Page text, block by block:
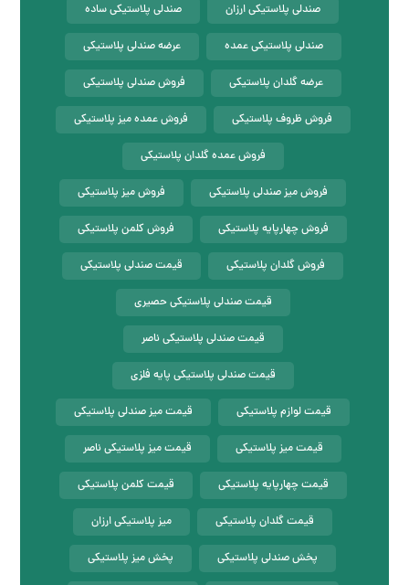
صندلی پلاستیکی ارزان صندلی پلاستیکی ساده
صندلی پلاستیکی عمده عرضه صندلی پلاستیکی
عرضه گلدان پلاستیکی فروش صندلی پلاستیکی
فروش ظروف پلاستیکی فروش عمده میز پلاستیکی
فروش عمده گلدان پلاستیکی
فروش میز صندلی پلاستیکی فروش میز پلاستیکی
فروش چهارپایه پلاستیکی فروش کلمن پلاستیکی
فروش گلدان پلاستیکی قیمت صندلی پلاستیکی
قیمت صندلی پلاستیکی حصیری
قیمت صندلی پلاستیکی ناصر
قیمت صندلی پلاستیکی پایه فلزی
قیمت لوازم پلاستیکی قیمت میز صندلی پلاستیکی
قیمت میز پلاستیکی قیمت میز پلاستیکی ناصر
قیمت چهارپایه پلاستیکی قیمت کلمن پلاستیکی
قیمت گلدان پلاستیکی میز پلاستیکی ارزان
پخش صندلی پلاستیکی پخش میز پلاستیکی